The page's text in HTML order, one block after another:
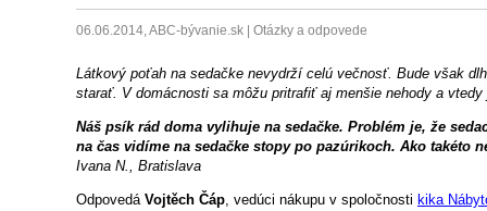
06.06.2014, ABC-bývanie.sk | Otázky a odpovede
Látkový poťah na sedačke nevydrží celú večnosť. Bude však
starať. V domácnosti sa môžu pritrafiť aj menšie nehody a
Náš psík rád doma vylihuje na sedačke. Problém je, že
na čas vidíme na sedačke stopy po pazúrikoch. Ako takéto
Ivana N., Bratislava
Odpovedá Vojtěch Čáp , vedúci nákupu v spoločnosti kika